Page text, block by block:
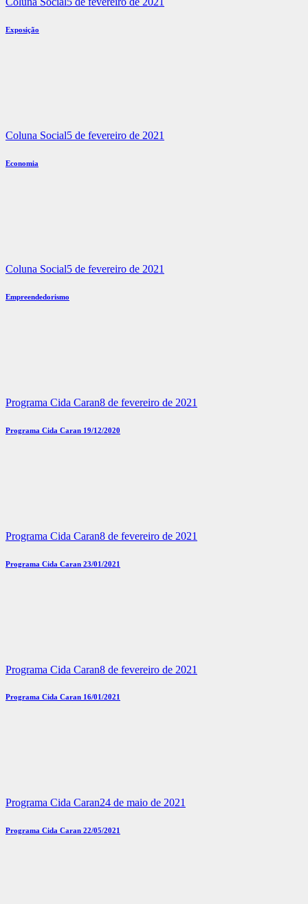
Exposição
Coluna Social5 de fevereiro de 2021
Economia
Coluna Social5 de fevereiro de 2021
Empreendedorismo
Programa Cida Caran8 de fevereiro de 2021
Programa Cida Caran 19/12/2020
Programa Cida Caran8 de fevereiro de 2021
Programa Cida Caran 23/01/2021
Programa Cida Caran8 de fevereiro de 2021
Programa Cida Caran 16/01/2021
Programa Cida Caran24 de maio de 2021
Programa Cida Caran 22/05/2021